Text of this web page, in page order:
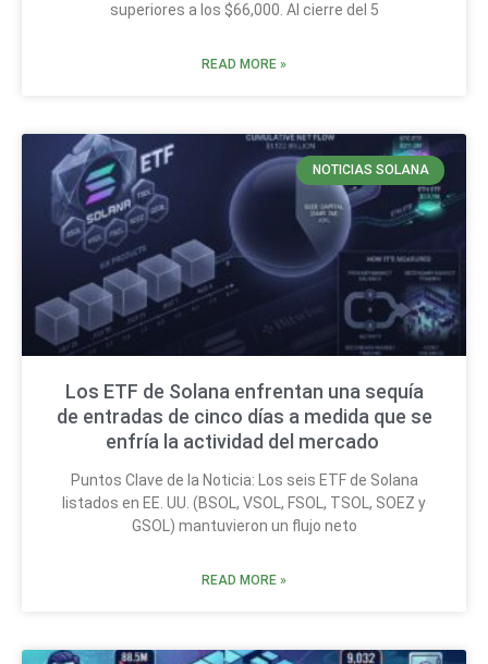
superiores a los $66,000. Al cierre del 5
READ MORE »
NOTICIAS SOLANA
Los ETF de Solana enfrentan una sequía
de entradas de cinco días a medida que se
enfría la actividad del mercado
Puntos Clave de la Noticia: Los seis ETF de Solana
listados en EE. UU. (BSOL, VSOL, FSOL, TSOL, SOEZ y
GSOL) mantuvieron un flujo neto
READ MORE »